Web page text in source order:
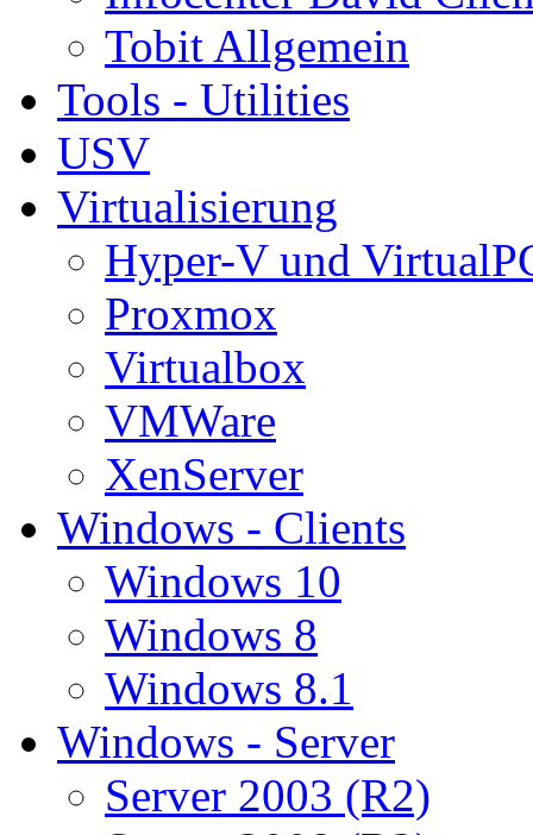
Tobit Allgemein
Tools - Utilities
USV
Virtualisierung
Hyper-V und
Proxmox
Virtualbox
VMWare
XenServer
Windows - Clients
Windows 10
Windows 8
Windows 8.1
Windows - Server
Server 2003 (R2)